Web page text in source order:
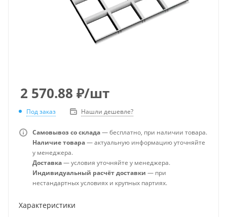
2 570.88 ₽/шт
Под заказ Нашли дешевле?
Самовывоз со склада— бесплатно, при наличии товара.
Наличие товара— актуальную информацию уточняйте
у менеджера.
Доставка— условия уточняйте у менеджера.
Индивидуальный расчёт доставки — при
нестандартных условиях и крупных партиях.
Характеристики